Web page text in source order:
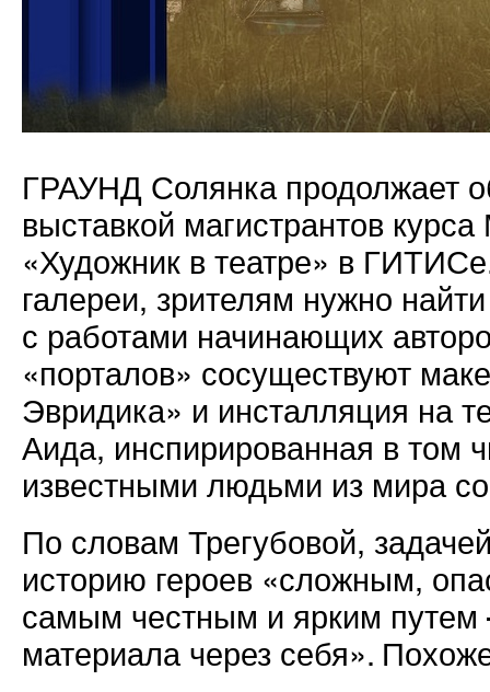
ГРАУНД Солянка продолжает
выставкой магистрантов
«Художник в театре» в
галереи, зрителям нужно
с работами начинающих
«порталов» сосуществуют
Эвридика» и инсталляция на
Аида, инспирированная в том
известными людьми из мира
По словам Трегубовой,
историю героев «сложным,
самым честным и ярким путем
материала через себя».